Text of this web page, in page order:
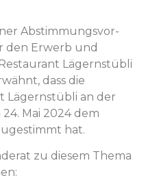
Abstim­mungsvor­
den Erwerb und
Lägern­stübli
dass die
Lägern­stübli an der
Mai 2024 dem
hat.
zu diesem The­ma